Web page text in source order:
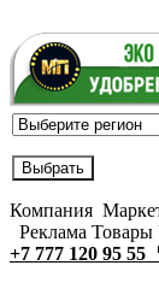
Компания
Реклама Товары
+7 777 120 95 55